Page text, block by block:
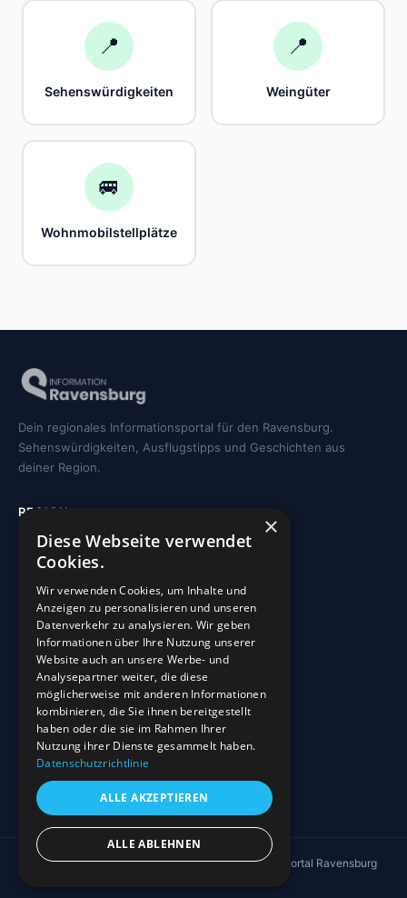
📍
Sehenswürdigkeiten
📍
Weingüter
🚐
Wohnmobilstellplätze
Dein regionales Informationsportal für den Ravensburg.
Sehenswürdigkeiten, Ausflugstipps und Geschichten aus
deiner Region.
REGION
Freizeit
Sehenswürdigkeiten
Kirchen
Gewässer
Wohnmobilstellplätze
INFO
Blog
Sehenswürdigkeiten
Impressum
Datenschutz
© 2026 4EVERGLEN UG · Regionales Informationsportal Ravensburg
×
Diese Webseite verwendet
Cookies.
Wir verwenden Cookies, um Inhalte und
Anzeigen zu personalisieren und unseren
Datenverkehr zu analysieren. Wir geben
Informationen über Ihre Nutzung unserer
Website auch an unsere Werbe- und
Analysepartner weiter, die diese
möglicherweise mit anderen Informationen
kombinieren, die Sie ihnen bereitgestellt
haben oder die sie im Rahmen Ihrer
Nutzung ihrer Dienste gesammelt haben.
Datenschutzrichtlinie
ALLE AKZEPTIEREN
ALLE ABLEHNEN